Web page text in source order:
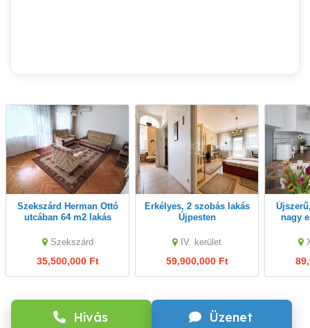
Hívás Üzenet
Szekszárd Herman Ottó
utcában 64 m2 lakás
Szekszárd
35,500,000 Ft
Erkélyes, 2 szobás lakás
Újpesten
IV. kerület
59,900,000 Ft
Újszerű, 3 szobás lakás
nagy